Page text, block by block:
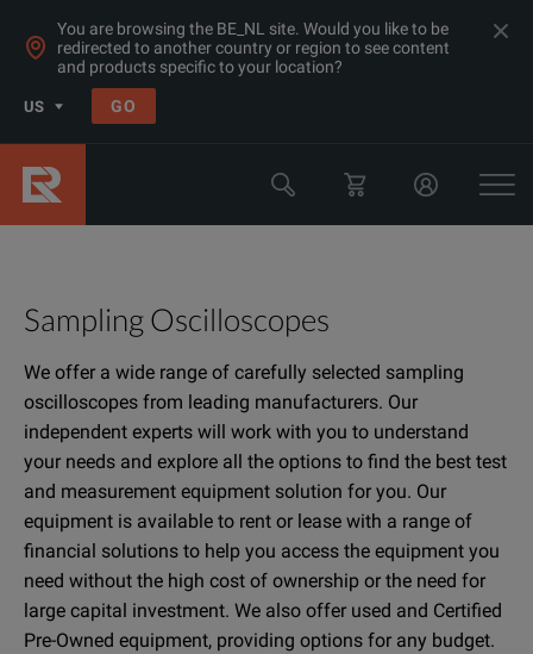
You are browsing the BE_NL site. Would you like to be
redirected to another country or region to see content
and products specific to your location?
US GO
Sampling Oscilloscopes
We offer a wide range of carefully selected sampling
oscilloscopes from leading manufacturers. Our
independent experts will work with you to understand
your needs and explore all the options to find the best test
and measurement equipment solution for you. Our
equipment is available to rent or lease with a range of
financial solutions to help you access the equipment you
need without the high cost of ownership or the need for
large capital investment. We also offer used and Certified
Pre-Owned equipment, providing options for any budget.